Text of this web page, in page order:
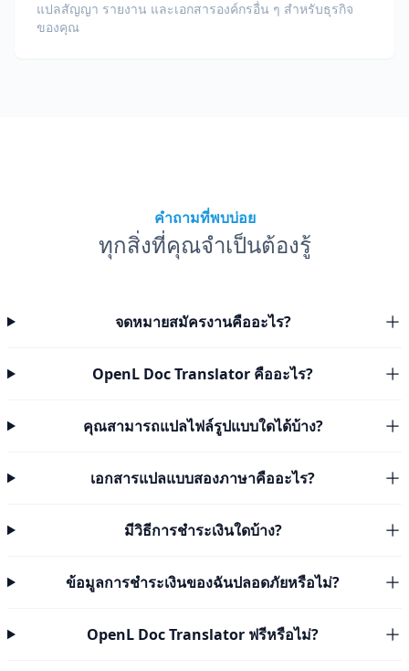
แปลสัญญา รายงาน และเอกสารองค์กรอื่น ๆ สำหรับธุรกิจ
ของคุณ
คำถามที่พบบ่อย
ทุกสิ่งที่คุณจำเป็นต้องรู้
จดหมายสมัครงานคืออะไร?
OpenL Doc Translator คืออะไร?
คุณสามารถแปลไฟล์รูปแบบใดได้บ้าง?
เอกสารแปลแบบสองภาษาคืออะไร?
มีวิธีการชำระเงินใดบ้าง?
ข้อมูลการชำระเงินของฉันปลอดภัยหรือไม่?
OpenL Doc Translator ฟรีหรือไม่?